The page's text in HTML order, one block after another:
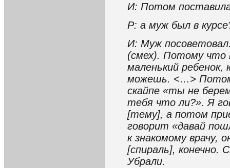
И: Потом
Р: а муж был в
И: Муж
(смех). Потому что
маленький
можешь. <…> Потом
скайпе «ты не
тебя что ли?». Я
[тему], а потом
говорит «давай
к знакомому врачу,
[спираль], конечно.
Убрали.